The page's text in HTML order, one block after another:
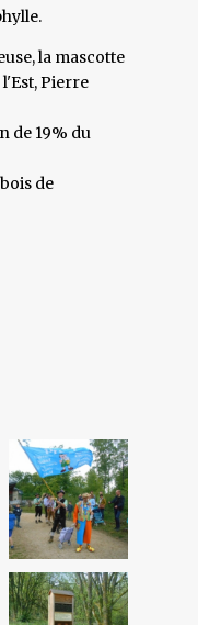
la mascotte
Pierre
de 19% du
de